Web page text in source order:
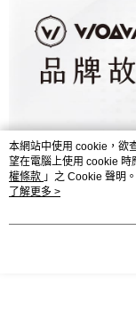
本網站中使用 cookie，欲
望在電腦上使用 cookie 時
權條款 」之 Cookie 聲明
用條款之 Cookie 聲明使用
了解更多 >